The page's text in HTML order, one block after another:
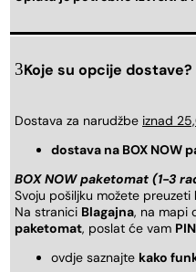
Koje su opcije dostave?
Dostava za narudžbe iznad
dostava na BOX NOW
BOX NOW paketomat (1-3
Svoju pošiljku možete preuzeti
Na stranici Blagajna, na mapi
paketomat, poslat će vam
ovdje saznajte kako